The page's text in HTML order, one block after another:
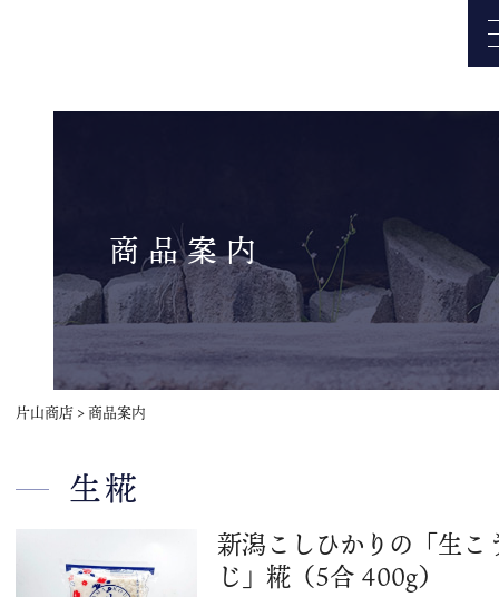
商品案内
片山商店 > 商品案内
生糀
新潟こしひかりの「生こ
じ」糀（5合 400g）